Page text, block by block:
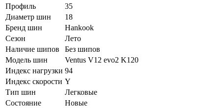
Профиль
35
Диаметр шин
18
Бренд шин
Hankook
Сезон
Лето
Наличие шипов
Без шипов
Модель шин
Ventus V12 evo2 K120
Индекс нагрузки 94
Индекс скорости Y
Тип шин
Легковые
Состояние
Новые